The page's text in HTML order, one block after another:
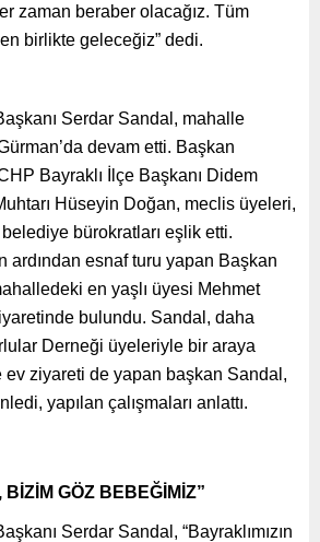
zaman beraber olacağız. Tüm
birlikte geleceğiz” dedi.
Serdar Sandal, mahalle
devam etti. Başkan
Bayraklı İlçe Başkanı Didem
Hüseyin Doğan, meclis üyeleri,
bürokratları eşlik etti.
ardından esnaf turu yapan Başkan
en yaşlı üyesi Mehmet
bulundu. Sandal, daha
Derneği üyeleriyle bir araya
ev ziyareti de yapan başkan Sandal,
yapılan çalışmaları anlattı.
GÖZ BEBEĞİMİZ”
Serdar Sandal, “Bayraklımızın